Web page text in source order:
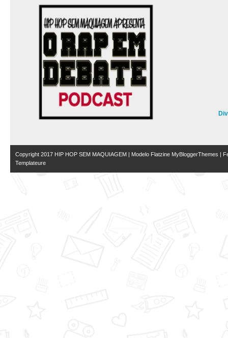
Copyright 2017 HIP HOP SEM MAQUIAGEM | Modelo Flatzine MyBloggerThemes |
Templateure